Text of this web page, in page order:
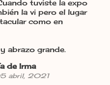
tuviste la expo
la vi pero el lugar
como en
abrazo grande.
de Irma
abril, 2021